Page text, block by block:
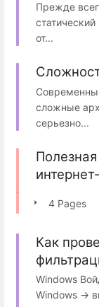
Прежде
от...
сложные
серьезно...
4 Pages
Как
Windows
Windows →